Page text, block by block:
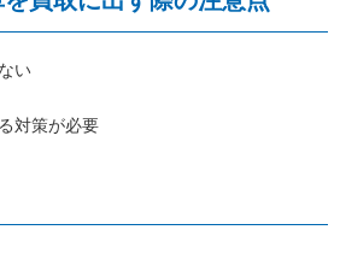
い
対策が必要